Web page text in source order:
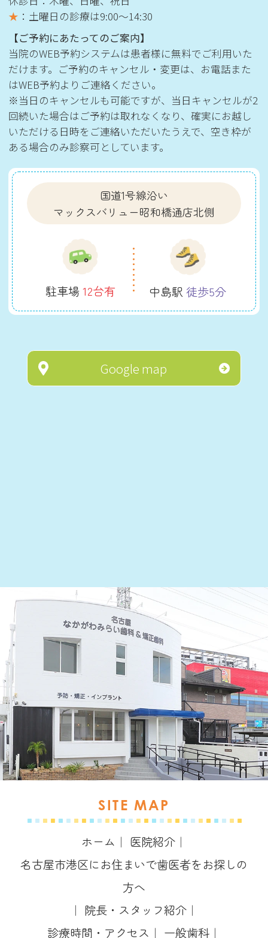
★ ：土曜日の診療は9:00〜14:30
【ご予約にあたってのご案内】
当院のWEB予約システムは患者様に無料でご利用いた
だけます。ご予約のキャンセル・変更は、お電話また
はWEB予約よりご連絡ください。
※当日のキャンセルも可能ですが、当日キャンセルが2
回続いた場合はご予約は取れなくなり、確実にお越し
いただける日時をご連絡いただいたうえで、空き枠が
ある場合のみ診察可としています。
国道1号線沿い
マックスバリュー昭和橋通店北側
駐車場12台有 中島駅徒歩5分
Google map
SITE MAP
ホーム ｜ 医院紹介 ｜
名古屋市港区にお住まいで歯医者をお探しの
方へ
｜ 院長・スタッフ紹介 ｜
診療時間・アクセス ｜ 一般歯科 ｜